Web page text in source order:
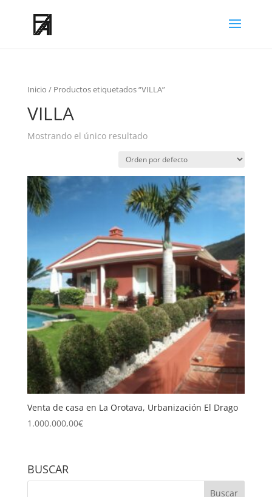
Inicio / Productos etiquetados “VILLA”
VILLA
Mostrando el único resultado
Venta de casa en La Orotava, Urbanización El Drago
1.000.000,00€
BUSCAR